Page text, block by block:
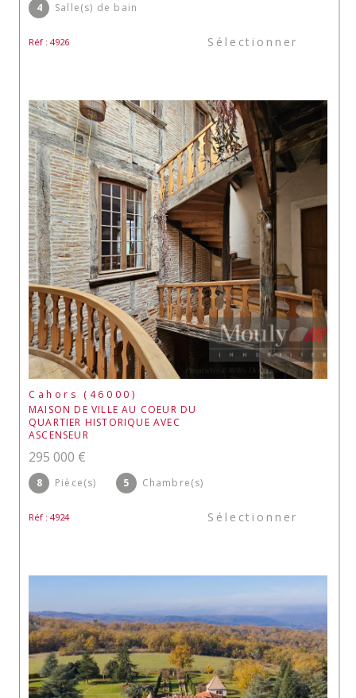
4
Salle(s) de bain
Réf : 4926 Sélectionner
Cahors (46000)
MAISON DE VILLE AU COEUR DU
QUARTIER HISTORIQUE AVEC
ASCENSEUR
295 000 €
8 Pièce(s) 5 Chambre(s)
Réf : 4924 Sélectionner